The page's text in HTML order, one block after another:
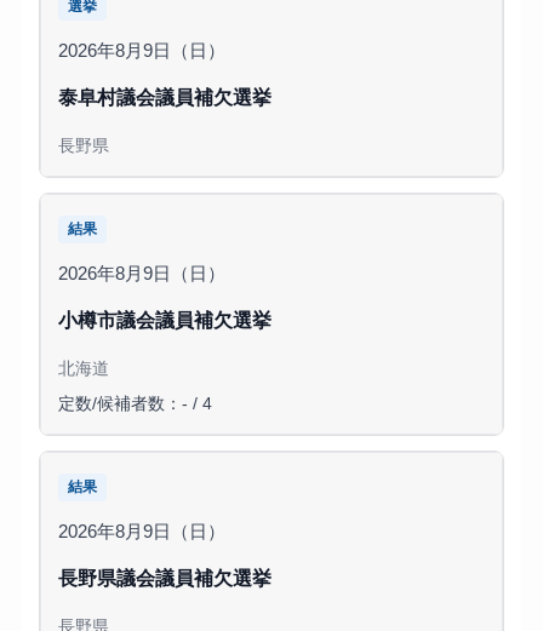
選挙
2026年8月9日（日）
泰阜村議会議員補欠選挙
長野県
結果
2026年8月9日（日）
小樽市議会議員補欠選挙
北海道
定数/候補者数：- / 4
結果
2026年8月9日（日）
長野県議会議員補欠選挙
長野県